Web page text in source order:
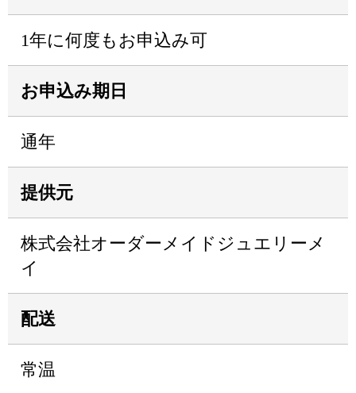
1年に何度もお申込み可
お申込み期日
通年
提供元
株式会社オーダーメイドジュエリーメ
イ
配送
常温